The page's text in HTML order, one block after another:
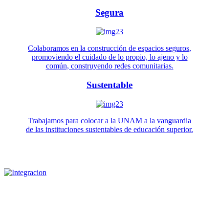
Segura
Colaboramos en la construcción de espacios seguros,
promoviendo el cuidado de lo propio, lo ajeno y lo
común, construyendo redes comunitarias.
Sustentable
Trabajamos para colocar a la UNAM a la vanguardia
de las instituciones sustentables de educación superior.